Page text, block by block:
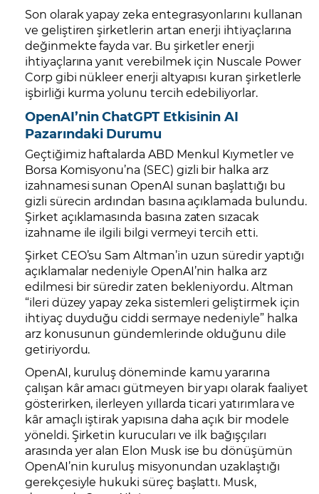
Son olarak yapay zeka entegrasyonlarını kullanan
ve geliştiren şirketlerin artan enerji ihtiyaçlarına
değinmekte fayda var. Bu şirketler enerji
ihtiyaçlarına yanıt verebilmek için Nuscale Power
Corp gibi nükleer enerji altyapısı kuran şirketlerle
işbirliği kurma yolunu tercih edebiliyorlar.
OpenAI’nin ChatGPT Etkisinin AI
Pazarındaki Durumu
Geçtiğimiz haftalarda ABD Menkul Kıymetler ve
Borsa Komisyonu’na (SEC) gizli bir halka arz
izahnamesi sunan OpenAI sunan başlattığı bu
gizli sürecin ardından basına açıklamada bulundu.
Şirket açıklamasında basına zaten sızacak
izahname ile ilgili bilgi vermeyi tercih etti.
Şirket CEO’su Sam Altman’in uzun süredir yaptığı
açıklamalar nedeniyle OpenAI’nin halka arz
edilmesi bir süredir zaten bekleniyordu. Altman
“ileri düzey yapay zeka sistemleri geliştirmek için
ihtiyaç duyduğu ciddi sermaye nedeniyle” halka
arz konusunun gündemlerinde olduğunu dile
getiriyordu.
OpenAI, kuruluş döneminde kamu yararına
çalışan kâr amacı gütmeyen bir yapı olarak faaliyet
gösterirken, ilerleyen yıllarda ticari yatırımlara ve
kâr amaçlı iştirak yapısına daha açık bir modele
yöneldi. Şirketin kurucuları ve ilk bağışçıları
arasında yer alan Elon Musk ise bu dönüşümün
OpenAI’nin kuruluş misyonundan uzaklaştığı
gerekçesiyle hukuki süreç başlattı. Musk,